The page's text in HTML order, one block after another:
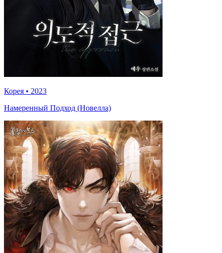
Корея • 2023
Намеренный Подход (Новелла)